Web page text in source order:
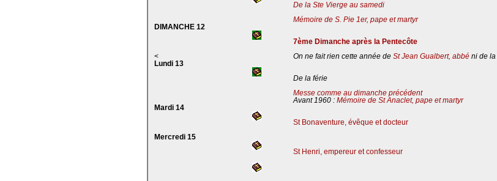
De la Ste Vierge au samedi
Mémoire de S. Pie 1er, pape et martyr
DIMANCHE 12
7ème Dimanche après la Pentecôte
<
On ne fait rien cette année de St Jean Gualbert, abbé ni de la
Lundi 13
De la férie
Messe comme au dimanche précédent
Avant 1960 : Mémoire de St Anaclet, pape et martyr
Mardi 14
St Bonaventure, évêque et docteur
Mercredi 15
St Henri, empereur et confesseur